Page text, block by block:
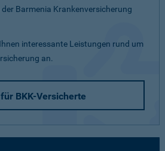
Barmenia Krankenversicherung
interessante Leistungen rund um
an.
BKK-Versicherte